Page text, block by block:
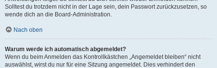
Solltest du trotzdem nicht in der Lage sein, dein Passwort zurückzusetzen, so
wende dich an die Board-Administration.
Nach oben
Warum werde ich automatisch abgemeldet?
Wenn du beim Anmelden das Kontrollkästchen „Angemeldet bleiben“ nicht
auswählst, wirst du nur für eine Sitzung angemeldet. Dies verhindert den